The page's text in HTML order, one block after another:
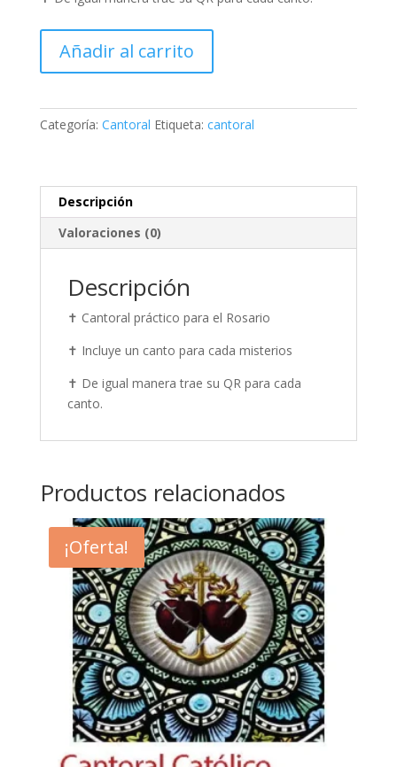
para
el
Rosario
Añadir al carrito
Categoría: Cantoral Etiqueta: cantoral
Descripción
Valoraciones (0)
Descripción
✝️ Cantoral práctico para el Rosario
✝️ Incluye un canto para cada misterios
✝️ De igual manera trae su QR para cada
canto.
Productos relacionados
¡Oferta!